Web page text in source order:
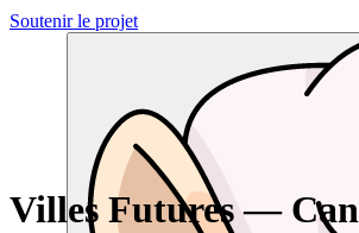
Soutenir le projet
Villes Futures —